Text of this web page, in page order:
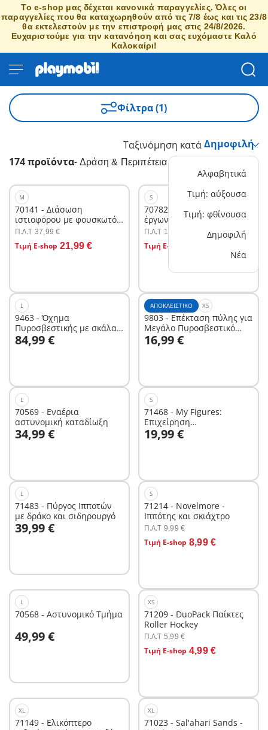
Το e-shop μας δέχεται κανονικά παραγγελίες. Όλες οι
παραγγελίες που θα καταχωρηθούν από τις 7/8 έως και τις 23/8
θα εκτελεστούν με την επιστροφή μας στις 24/8/2026.
Ευχαριστούμε για την κατανόηση και σας ευχόμαστε Καλό
Καλοκαίρι!
Φίλτρα (1)
174 προϊόντα- Δράση & Περιπέτεια
Ταξινόμηση κατά
Αλφαβητικά
Τιμή: αύξουσα
Τιμή: φθίνουσα
Δημοφιλή
Νέα
M
70141 - Διάσωση
ιστιοφόρου με φουσκωτό
σκάφος
Π.Λ.T 37,99 €
Τιμή E-shop 21,99 €
Στο καλάθι
S
70782 - Σύλληψη ληστή
έργων τέχνης από
αστυνομικό jetpack
Π.Λ.T 19,99 €
Τιμή E-shop
L
9463 - Όχημα
Πυροσβεστικής με σκάλα
και καλάθι διάσωσης
84,99 €
Στο καλάθι
ΑΠΟΚΛΕΙΣΤΙΚΌ XS
9803 - Επέκταση πύλης για
Μεγάλο Πυροσβεστικό
Σταθμό (9462)
16,99 €
Στο καλάθι
L
70569 - Εναέρια
αστυνομική καταδίωξη
34,99 €
Στο καλάθι
S
71468 - My Figures:
Επιχείρηση
Πυροσβεστικής
19,99 €
Στο καλάθι
L
71483 - Πύργος Ιπποτών
με δράκο και σιδηρουργό
39,99 €
Στο καλάθι
S
71214 - Novelmore -
Ιππότης και σκιάχτρο
Π.Λ.T 9,99 €
Τιμή E-shop 8,99 €
Στο καλάθι
L
70568 - Αστυνομικό Τμήμα
49,99 €
XS
71209 - DuoPack Παίκτες
Roller Hockey
Π.Λ.T 5,99 €
Τιμή E-shop 4,99 €
Στο καλάθι
XL
71149 - Ελικόπτερο
XL
71023 - Sal'ahari Sands -